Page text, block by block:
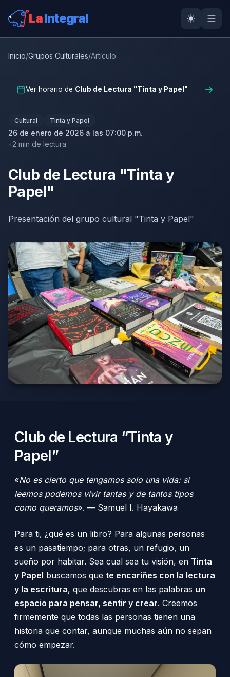
LaIntegral
Inicio/Grupos Culturales/Artículo
Ver horario de Club de Lectura "Tinta y Papel"
Cultural Tinta y Papel
26 de enero de 2026 a las 07:00 p.m.
2 min de lectura
Club de Lectura "Tinta y
Papel"
Presentación del grupo cultural "Tinta y Papel"
Club de Lectura “Tinta y
Papel”
«No es cierto que tengamos solo una vida: si
leemos podemos vivir tantas y de tantos tipos
como queramos». — Samuel I. Hayakawa
Para ti, ¿qué es un libro? Para algunas personas
es un pasatiempo; para otras, un refugio, un
sueño por habitar. Sea cual sea tu visión, en Tinta
y Papel buscamos que te encariñes con la lectura
y la escritura, que descubras en las palabras un
espacio para pensar, sentir y crear. Creemos
firmemente que todas las personas tienen una
historia que contar, aunque muchas aún no sepan
cómo empezar.